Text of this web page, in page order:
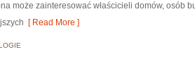
może zainteresować właścicieli domów, osób
[ Read More ]